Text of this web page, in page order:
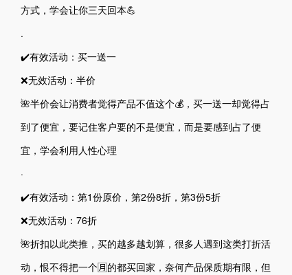
方式，学会让你三天回本💪
.
✔️有效活动：买一送一
❌无效活动：半价
🌺半价会让消费者觉得产品不值这个💰，买一送一却觉得占
到了便宜，要记住客户要的不是便宜，而是要感到占了便
宜，学会利用人性心理
·
✔️有效活动：第1份原价，第2份8折，第3份5折
❌无效活动：76折
🌺折扣以此类推，买的越多越划算，很多人遇到这类打折活
动，恨不得把一个🈷️的都买回家，奈何产品保质期有限，但